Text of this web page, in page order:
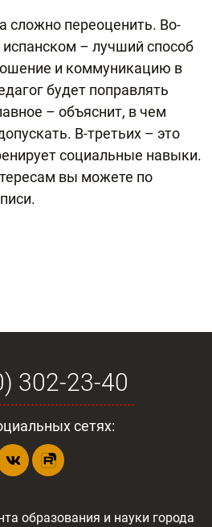
сложно переоценить. Во-
испанском – лучший способ
и коммуникацию в
будет поправлять
– объяснит, в чем
В-третьих – это
социальные навыки.
вы можете по
302-23-40
сетях:
образования и науки города